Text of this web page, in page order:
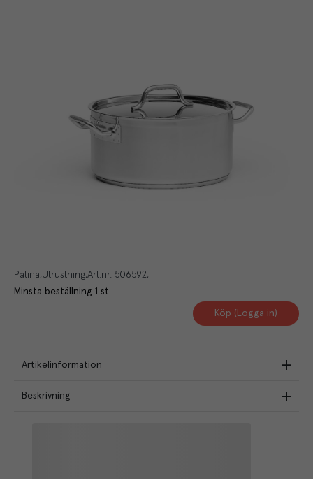
Patina Utrustning Art.nr. 506592
Minsta beställning 1 st
Köp (Logga in)
Artikelinformation
Beskrivning